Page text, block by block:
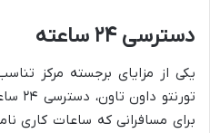
دسترسی ۲۴ ساعته
یکی از مزایای برجسته مرکز
برای مسافرانی که ساعات کاری